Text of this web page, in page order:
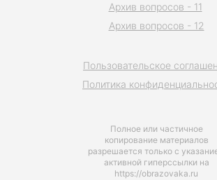
Полное или частичное
копирование материалов
разрешается только с
активной гиперссылки на
https://obrazovaka.ru
Пользовательское
Политика
Архив вопросов - 11
Архив вопросов - 12